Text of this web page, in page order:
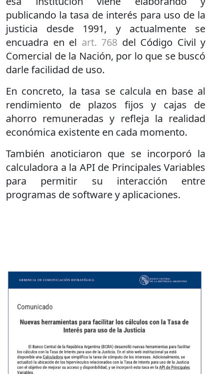
publicando la tasa de interés para uso de la
justicia desde 1991, y actualmente se
encuadra en el art. 768 del Código Civil y
Comercial de la Nación, por lo que se buscó
darle facilidad de uso.
En concreto, la tasa se calcula en base al
rendimiento de plazos fijos y cajas de
ahorro remuneradas y refleja la realidad
económica existente en cada momento.
También anoticiaron que se incorporó la
calculadora a la API de Principales Variables
para permitir su interacción entre
programas de software y aplicaciones.